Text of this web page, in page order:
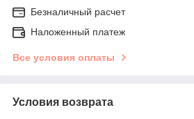
Безналичный расчет
Наложенный платеж
Все условия оплаты
Условия возврата